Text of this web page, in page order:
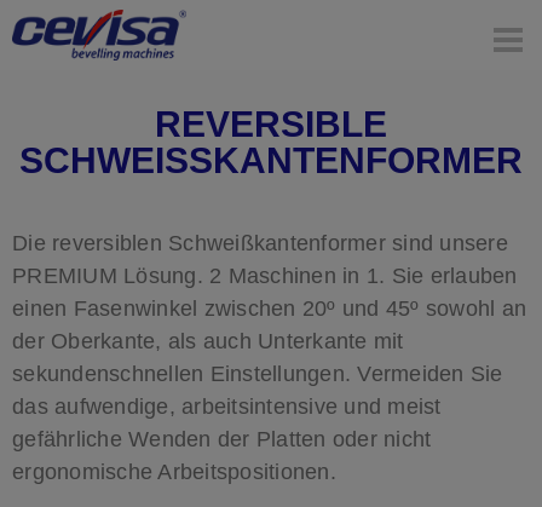
REVERSIBLE
SCHWEISSKANTENFORMER
Die reversiblen Schweißkantenformer sind unsere
PREMIUM Lösung. 2 Maschinen in 1. Sie erlauben
einen Fasenwinkel zwischen 20º und 45º sowohl an
der Oberkante, als auch Unterkante mit
sekundenschnellen Einstellungen. Vermeiden Sie
das aufwendige, arbeitsintensive und meist
gefährliche Wenden der Platten oder nicht
ergonomische Arbeitspositionen.